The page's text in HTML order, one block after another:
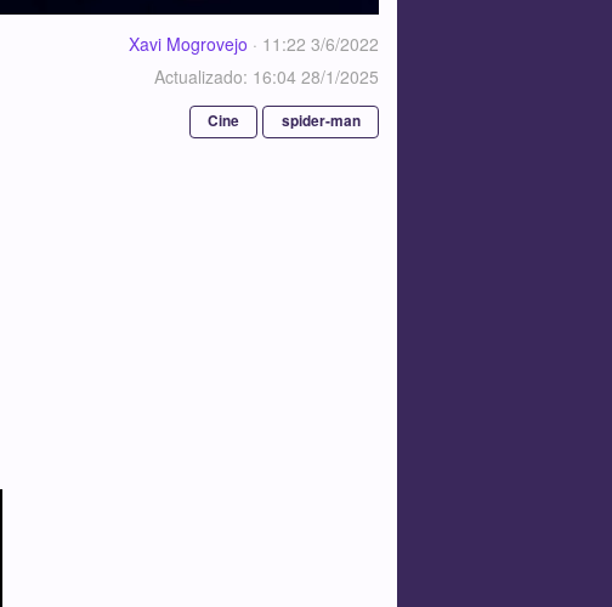
Xavi Mogrovejo · 11:22 3/6/2022
Actualizado: 16:04 28/1/2025
Cine spider-man